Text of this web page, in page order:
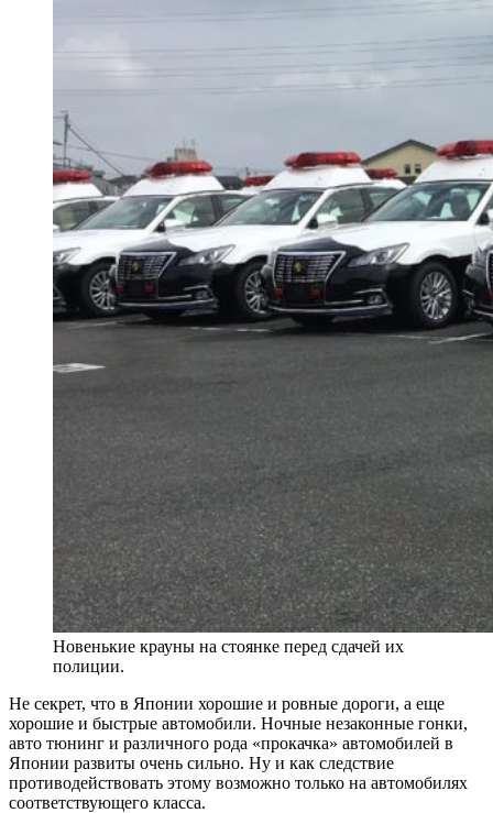
Новенькие крауны на стоянке перед сдачей их
полиции.
Не секрет, что в Японии хорошие и ровные дороги, а еще
хорошие и быстрые автомобили. Ночные незаконные гонки,
авто тюнинг и различного рода «прокачка» автомобилей в
Японии развиты очень сильно. Ну и как следствие
противодействовать этому возможно только на автомобилях
соответствующего класса.